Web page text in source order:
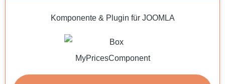
Komponente & Plugin für JOOMLA